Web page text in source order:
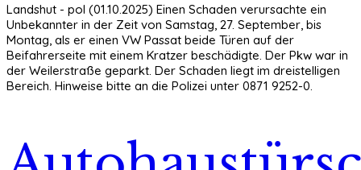
Landshut - pol (01.10.2025) Einen Schaden verursachte ein
Unbekannter in der Zeit von Samstag, 27. September, bis
Montag, als er einen VW Passat beide Türen auf der
Beifahrerseite mit einem Kratzer beschädigte. Der Pkw war in
der Weilerstraße geparkt. Der Schaden liegt im dreistelligen
Bereich. Hinweise bitte an die Polizei unter 0871 9252-0.